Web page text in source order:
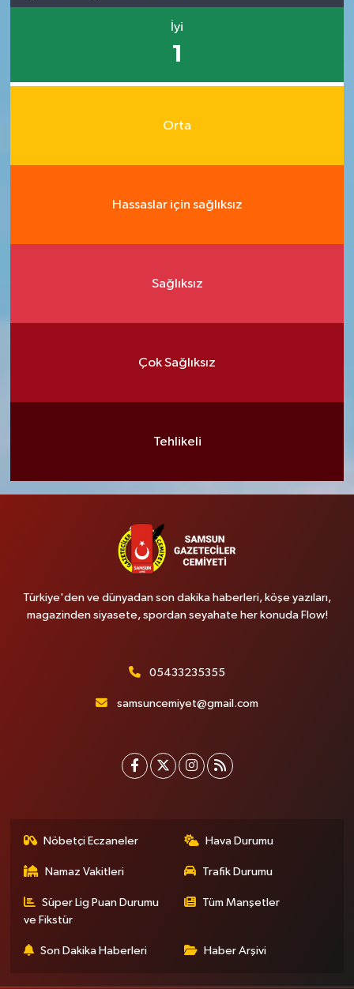
İyi
1
Orta
Hassaslar için sağlıksız
Sağlıksız
Çok Sağlıksız
Tehlikeli
Türkiye'den ve dünyadan son dakika haberleri, köşe yazıları,
magazinden siyasete, spordan seyahate her konuda Flow!
05433235355
samsuncemiyet@gmail.com
Nöbetçi Eczaneler Hava Durumu
Namaz Vakitleri Trafik Durumu
Süper Lig Puan Durumu
ve Fikstür
Tüm Manşetler
Son Dakika Haberleri Haber Arşivi